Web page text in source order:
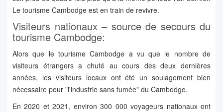
Le tourisme Cambodge est en train de revivre.
Visiteurs nationaux – source de secours du
tourisme Cambodge:
Alors que le tourisme Cambodge a vu que le nombre de
visiteurs étrangers a chuté au cours des deux dernières
années, les visiteurs locaux ont été un soulagement bien
nécessaire pour "l'industrie sans fumée" du Cambodge.
En 2020 et 2021, environ 300 000 voyageurs nationaux ont